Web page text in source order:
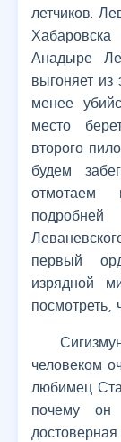
летчиков.
Анадыре
выгоняет
менее
место
второго
будем
отмотаем
первый
изрядной
посмотреть,
человеком
любимец
почему он